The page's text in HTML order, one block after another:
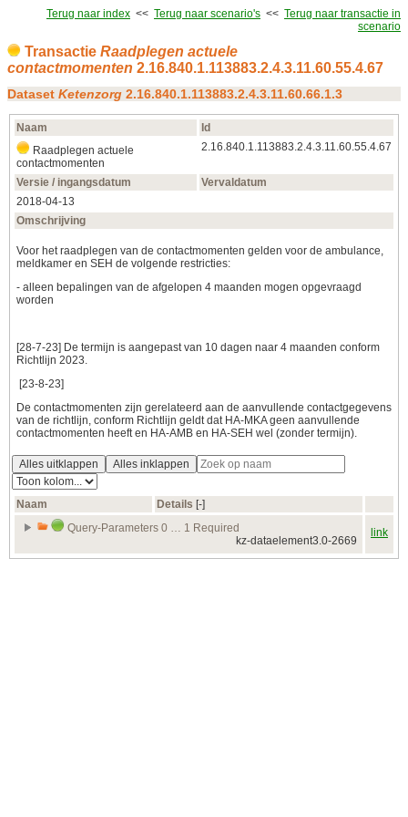
Terug naar index << Terug naar scenario's << Terug naar transactie in
scenario
Transactie Raadplegen actuele
contactmomenten 2.16.840.1.113883.2.4.3.11.60.55.4.67
Dataset Ketenzorg 2.16.840.1.113883.2.4.3.11.60.66.1.3
Naam
Id
Raadplegen actuele
contactmomenten
2.16.840.1.113883.2.4.3.11.60.55.4.67
Versie / ingangsdatum
Vervaldatum
2018‑04‑13
Omschrijving
Voor het raadplegen van de contactmomenten gelden voor de ambulance,
meldkamer en SEH de volgende restricties:
- alleen bepalingen van de afgelopen 4 maanden mogen opgevraagd
worden
[28-7-23] De termijn is aangepast van 10 dagen naar 4 maanden conform
Richtlijn 2023.
[23-8-23]
De contactmomenten zijn gerelateerd aan de aanvullende contactgegevens
van de richtlijn, conform Richtlijn geldt dat HA-MKA geen aanvullende
contactmomenten heeft en HA-AMB en HA-SEH wel (zonder termijn).
Alles uitklappen Alles inklappen
Naam Details [‑]
Query-Parameters 0 … 1 Required
kz-dataelement3.0-2669
link